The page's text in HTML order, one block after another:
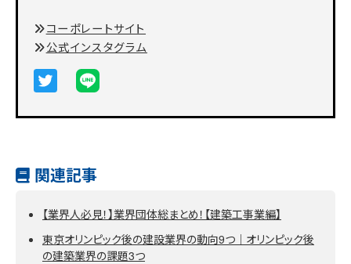
コーポレートサイト
公式インスタグラム
関連記事
【業界人必見！】業界団体総まとめ！【建築工事業編】
東京オリンピック後の建設業界の動向9つ｜オリンピック後
の建築業界の課題3つ